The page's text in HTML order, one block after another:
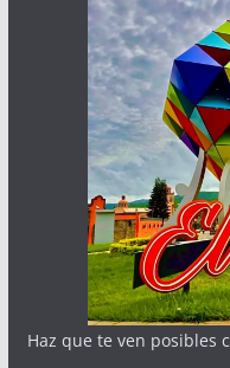
Haz que te ven posibles